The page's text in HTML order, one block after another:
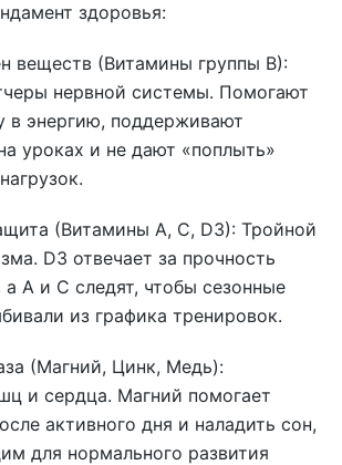
здоровья:
веществ (Витамины группы B):
нервной системы. Помогают
в энергию, поддерживают
уроках и не дают «поплыть»
(Витамины A, C, D3): Тройной
D3 отвечает за прочность
а A и C следят, чтобы сезонные
из графика тренировок.
(Магний, Цинк, Медь):
и сердца. Магний помогает
активного дня и наладить сон,
для нормального развития